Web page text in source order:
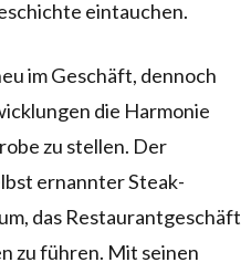
eintauchen.
im Geschäft, dennoch
die Harmonie
zu stellen. Der
ernannter Steak-
das Restaurantgeschäft
zu führen. Mit seinen